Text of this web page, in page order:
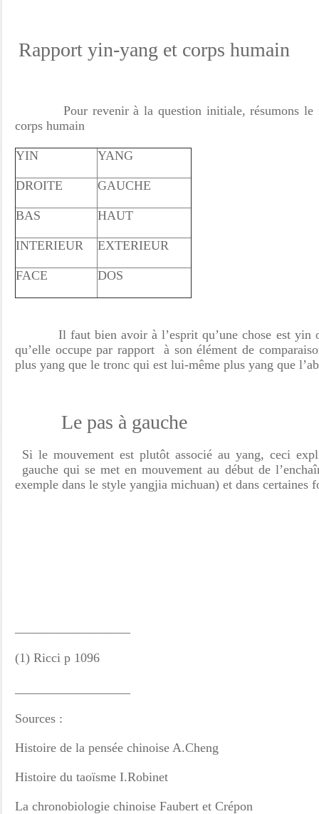
Rapport yin-yang et corps humain
Pour revenir à la question initiale, résumons le
corps humain
YIN YANG
DROITE GAUCHE
BAS HAUT
INTERIEUR EXTERIEUR
FACE DOS
Il faut bien avoir à l’esprit qu’une chose est yin
qu’elle occupe par rapport à son élément de
plus yang que le tronc qui est lui-même plus yang que
Le pas à gauche
Si le mouvement est plutôt associé au yang, ceci
gauche qui se met en mouvement au début de
exemple dans le style yangjia michuan) et dans certaines
(1) Ricci p 1096
Sources :
Histoire de la pensée chinoise A.Cheng
Histoire du taoïsme I.Robinet
La chronobiologie chinoise Faubert et Crépon